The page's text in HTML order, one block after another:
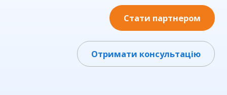
Стати партнером
Отримати консультацію